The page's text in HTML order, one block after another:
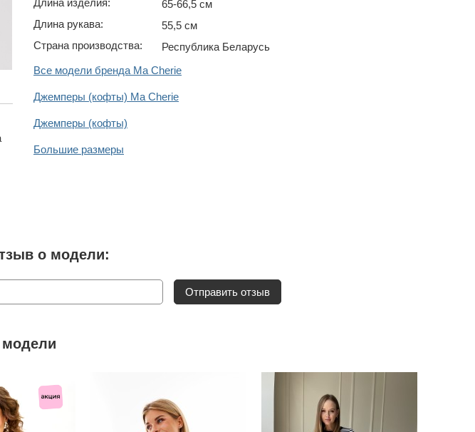
Длина изделия:
65-66,5 см
Длина рукава:
55,5 см
Страна производства:
Республика Беларусь
Все модели бренда Ma Cherie
Джемперы (кофты) Ma Cherie
Джемперы (кофты)
Большие размеры
о модели:
Отправить отзыв